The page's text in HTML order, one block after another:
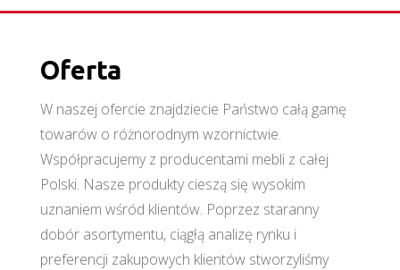
Oferta
W naszej ofercie znajdziecie Państwo całą gamę
towarów o różnorodnym wzornictwie.
Współpracujemy z producentami mebli z całej
Polski. Nasze produkty cieszą się wysokim
uznaniem wśród klientów. Poprzez staranny
dobór asortymentu, ciągłą analizę rynku i
preferencji zakupowych klientów stworzyliśmy